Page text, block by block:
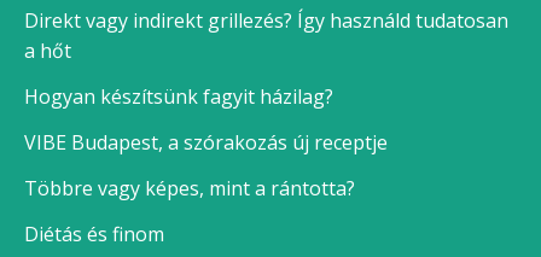
Direkt vagy indirekt grillezés? Így használd tudatosan
a hőt
Hogyan készítsünk fagyit házilag?
VIBE Budapest, a szórakozás új receptje
Többre vagy képes, mint a rántotta?
Diétás és finom